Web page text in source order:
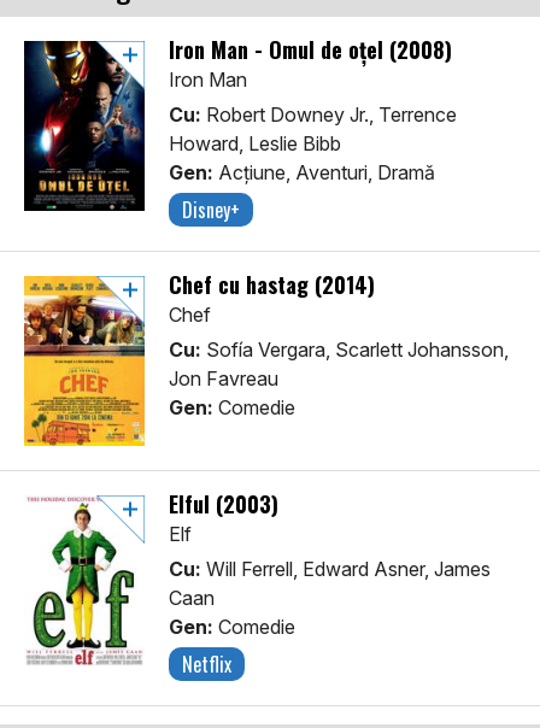
Iron Man - Omul de oțel (2008)
Iron Man
Cu: Robert Downey Jr., Terrence
Howard, Leslie Bibb
Gen: Acţiune, Aventuri, Dramă
Disney+
Chef cu hastag (2014)
Chef
Cu: Sofía Vergara, Scarlett Johansson,
Jon Favreau
Gen: Comedie
Elful (2003)
Elf
Cu: Will Ferrell, Edward Asner, James
Caan
Gen: Comedie
Netflix